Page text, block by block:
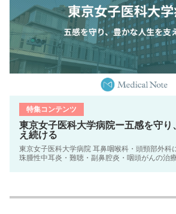
特集コンテンツ
東京女子医科大学病院ー五感を守り
え続ける
東京女子医科大学病院 耳鼻咽喉科・頭頸部外科
珠腫性中耳炎・難聴・副鼻腔炎・咽頭がんの治